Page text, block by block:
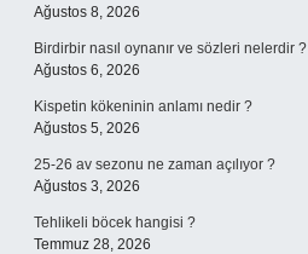
Ağustos 8, 2026
Birdirbir nasıl oynanır ve sözleri nelerdir ?
Ağustos 6, 2026
Kispetin kökeninin anlamı nedir ?
Ağustos 5, 2026
25-26 av sezonu ne zaman açılıyor ?
Ağustos 3, 2026
Tehlikeli böcek hangisi ?
Temmuz 28, 2026